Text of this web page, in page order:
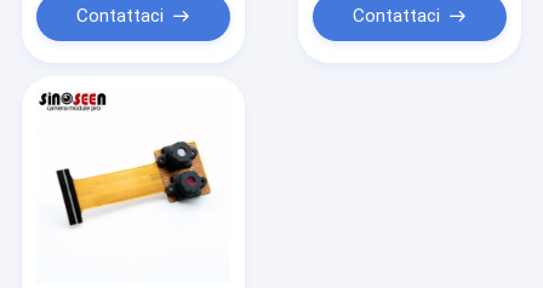
Contattaci
lenteContattaci